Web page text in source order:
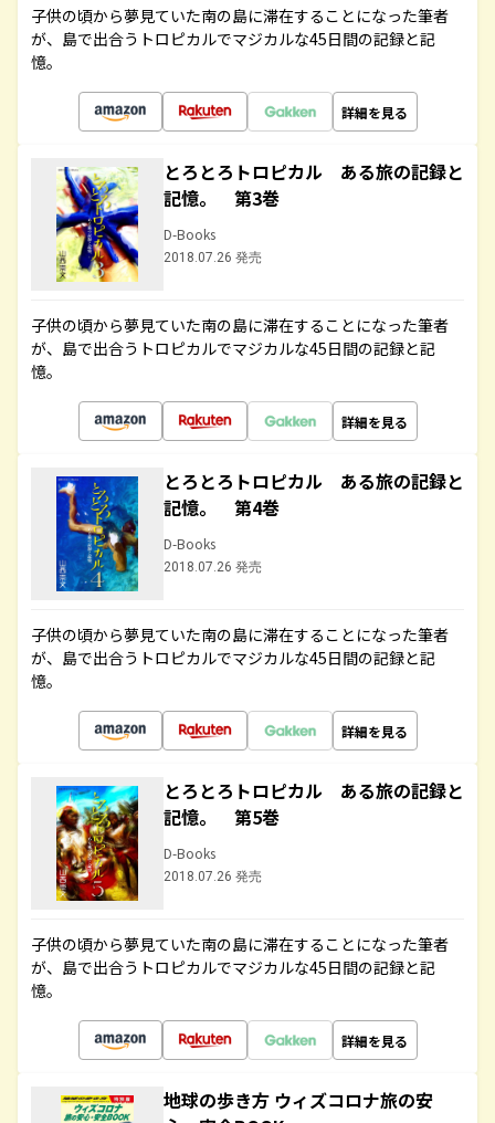
子供の頃から夢見ていた南の島に滞在することになった筆者
が、島で出合うトロピカルでマジカルな45日間の記録と記
憶。
詳細を見る
とろとろトロピカル ある旅の記録と
記憶。 第3巻
D-Books
2018.07.26 発売
子供の頃から夢見ていた南の島に滞在することになった筆者
が、島で出合うトロピカルでマジカルな45日間の記録と記
憶。
詳細を見る
とろとろトロピカル ある旅の記録と
記憶。 第4巻
D-Books
2018.07.26 発売
子供の頃から夢見ていた南の島に滞在することになった筆者
が、島で出合うトロピカルでマジカルな45日間の記録と記
憶。
詳細を見る
とろとろトロピカル ある旅の記録と
記憶。 第5巻
D-Books
2018.07.26 発売
子供の頃から夢見ていた南の島に滞在することになった筆者
が、島で出合うトロピカルでマジカルな45日間の記録と記
憶。
詳細を見る
地球の歩き方 ウィズコロナ旅の安